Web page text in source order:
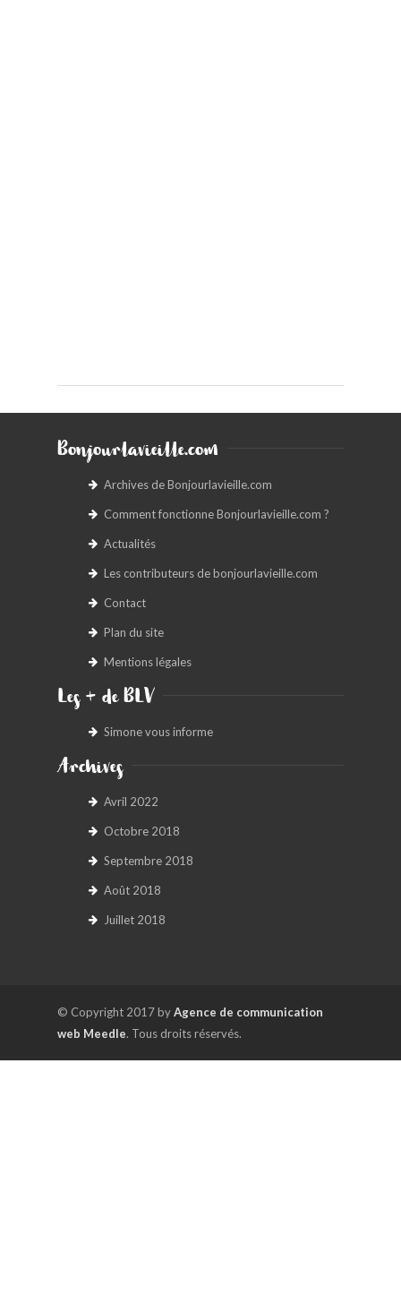
Bonjourlavieille.com
Archives de Bonjourlavieille.com
Comment fonctionne Bonjourlavieille.com ?
Actualités
Les contributeurs de bonjourlavieille.com
Contact
Plan du site
Mentions légales
Les + de BLV
Simone vous informe
Archives
Avril 2022
Octobre 2018
Septembre 2018
Août 2018
Juillet 2018
© Copyright 2017 byAgence de communication
web Meedle. Tous droits réservés.